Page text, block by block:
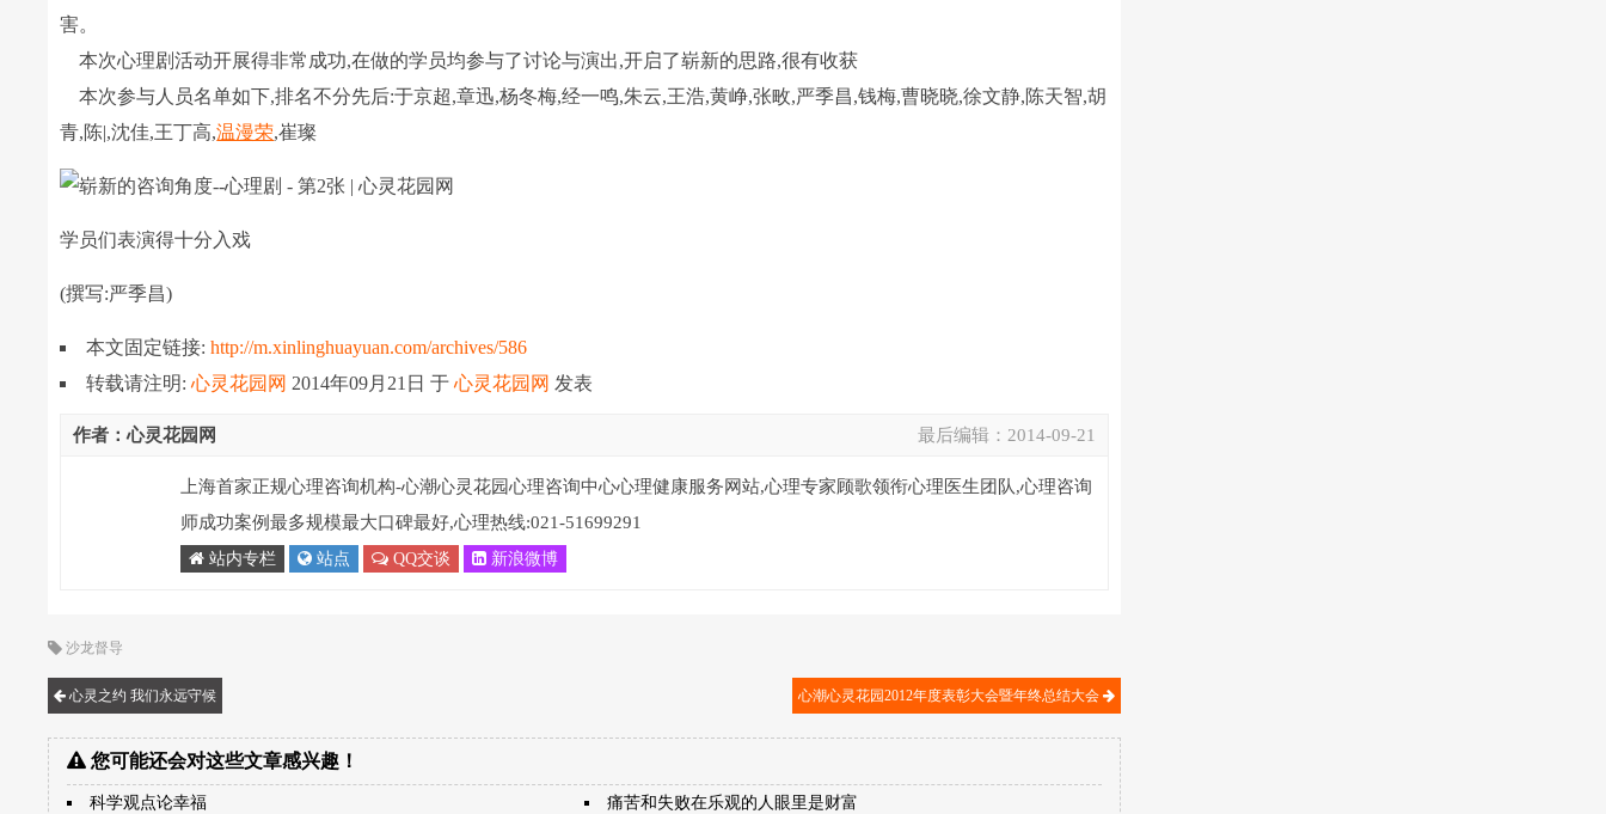
害。
本次心理剧活动开展得非常成功,在做的学员均参与了讨论与演出,开启了崭新的思路,很有收获
本次参与人员名单如下,排名不分先后:于京超,章迅,杨冬梅,经一鸣,朱云,王浩,黄峥,张畋,严季昌,钱梅,曹晓晓,徐文静,陈天智,胡
青,陈|,沈佳,王丁高,温漫荣,崔璨
学员们表演得十分入戏
(撰写:严季昌)
本文固定链接:http://m.xinlinghuayuan.com/archives/586
转载请注明:心灵花园网 2014年09月21日于心灵花园网 发表
最后编辑： 2014-09-21
作者：心灵花园网
上海首家正规心理咨询机构-心潮心灵花园心理咨询中心心理健康服务网站,心理专家顾歌领衔心理医生团队,心理咨询
师成功案例最多规模最大口碑最好,心理热线:021-51699291
站内专栏 站点 QQ交谈 新浪微博
沙龙督导
心灵之约 我们永远守候 心潮心灵花园2012年度表彰大会暨年终总结大会
您可能还会对这些文章感兴趣！
科学观点论幸福 痛苦和失败在乐观的人眼里是财富